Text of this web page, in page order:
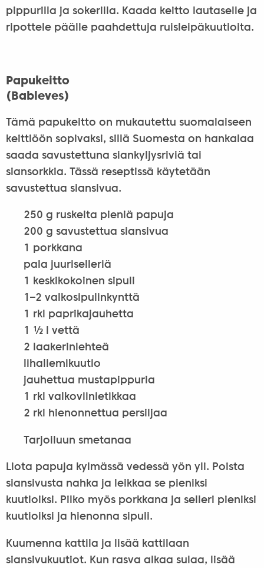
pippurilla ja sokerilla. Kaada keitto lautaselle ja
ripottele päälle paahdettuja ruisleipäkuutioita.
Papukeitto
(Bableves)
Tämä papukeitto on mukautettu suomalaiseen
keittiöön sopivaksi, sillä Suomesta on hankalaa
saada savustettuna siankyljysriviä tai
siansorkkia. Tässä reseptissä käytetään
savustettua siansivua.
250 g ruskeita pieniä papuja
200 g savustettua siansivua
1 porkkana
pala juuriselleriä
1 keskikokoinen sipuli
1–2 valkosipulinkynttä
1 rkl paprikajauhetta
1 ½ l vettä
2 laakerinlehteä
lihaliemikuutio
jauhettua mustapippuria
1 rkl valkoviinietikkaa
2 rkl hienonnettua persiljaa
Tarjoiluun smetanaa
Liota papuja kylmässä vedessä yön yli. Poista
siansivusta nahka ja leikkaa se pieniksi
kuutioiksi. Pilko myös porkkana ja selleri pieniksi
kuutioiksi ja hienonna sipuli.
Kuumenna kattila ja lisää kattilaan
siansivukuutiot. Kun rasva alkaa sulaa, lisää